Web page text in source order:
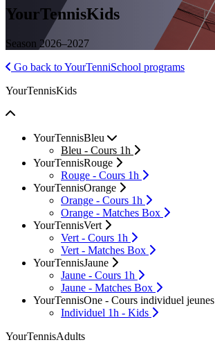
YourTennisKids
Season 2026–2027
Go back to YourTenniSchool programs
YourTennisKids
YourTennisBleu
Bleu - Cours 1h
YourTennisRouge
Rouge - Cours 1h
YourTennisOrange
Orange - Cours 1h
Orange - Matches Box
YourTennisVert
Vert - Cours 1h
Vert - Matches Box
YourTennisJaune
Jaune - Cours 1h
Jaune - Matches Box
YourTennisOne - Cours individuel jeunes
Individuel 1h - Kids
YourTennisAdults